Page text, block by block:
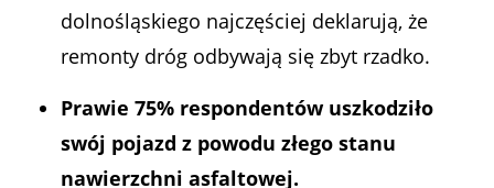
dolnośląskiego najczęściej deklarują, że
remonty dróg odbywają się zbyt rzadko.
Prawie 75% respondentów uszkodziło
swój pojazd z powodu złego stanu
nawierzchni asfaltowej.